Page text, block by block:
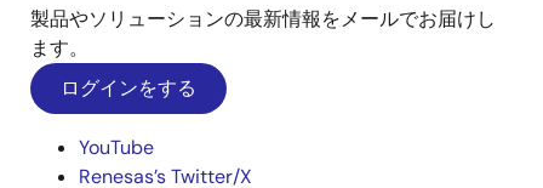
製品やソリューションの最新情報をメールでお届けし
ます。
ログインをする
YouTube
Renesas’s Twitter/X